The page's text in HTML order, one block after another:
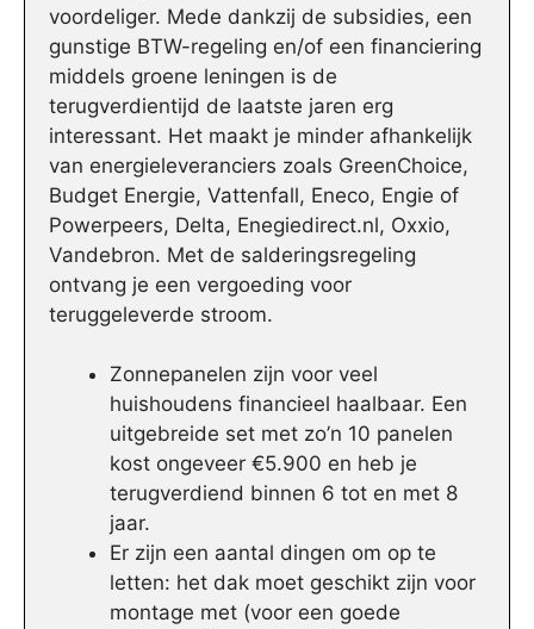
voordeliger. Mede dankzij de subsidies, een
gunstige BTW-regeling en/of een financiering
middels groene leningen is de
terugverdientijd de laatste jaren erg
interessant. Het maakt je minder afhankelijk
van energieleveranciers zoals GreenChoice,
Budget Energie, Vattenfall, Eneco, Engie of
Powerpeers, Delta, Enegiedirect.nl, Oxxio,
Vandebron. Met de salderingsregeling
ontvang je een vergoeding voor
teruggeleverde stroom.
Zonnepanelen zijn voor veel
huishoudens financieel haalbaar. Een
uitgebreide set met zo’n 10 panelen
kost ongeveer €5.900 en heb je
terugverdiend binnen 6 tot en met 8
jaar.
Er zijn een aantal dingen om op te
letten: het dak moet geschikt zijn voor
montage met (voor een goede